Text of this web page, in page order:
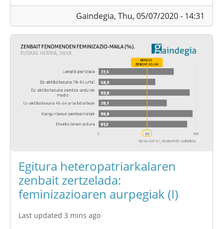
Gaindegia, Thu, 05/07/2020 - 14:31
Egitura heteropatriarkalaren
zenbait zertzelada:
feminizazioaren aurpegiak (I)
Last updated 3 mins ago